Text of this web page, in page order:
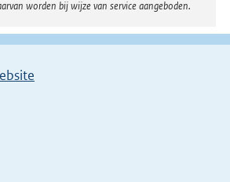
worden bij wijze van service aangeboden.